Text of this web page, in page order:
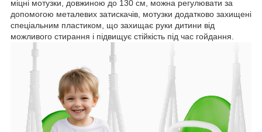
міцні мотузки, довжиною до 130 см, можна регулювати за
допомогою металевих затискачів, мотузки додатково захищені
спеціальним пластиком, що захищає руки дитини від
можливого стирання і підвищує стійкість під час гойдання.